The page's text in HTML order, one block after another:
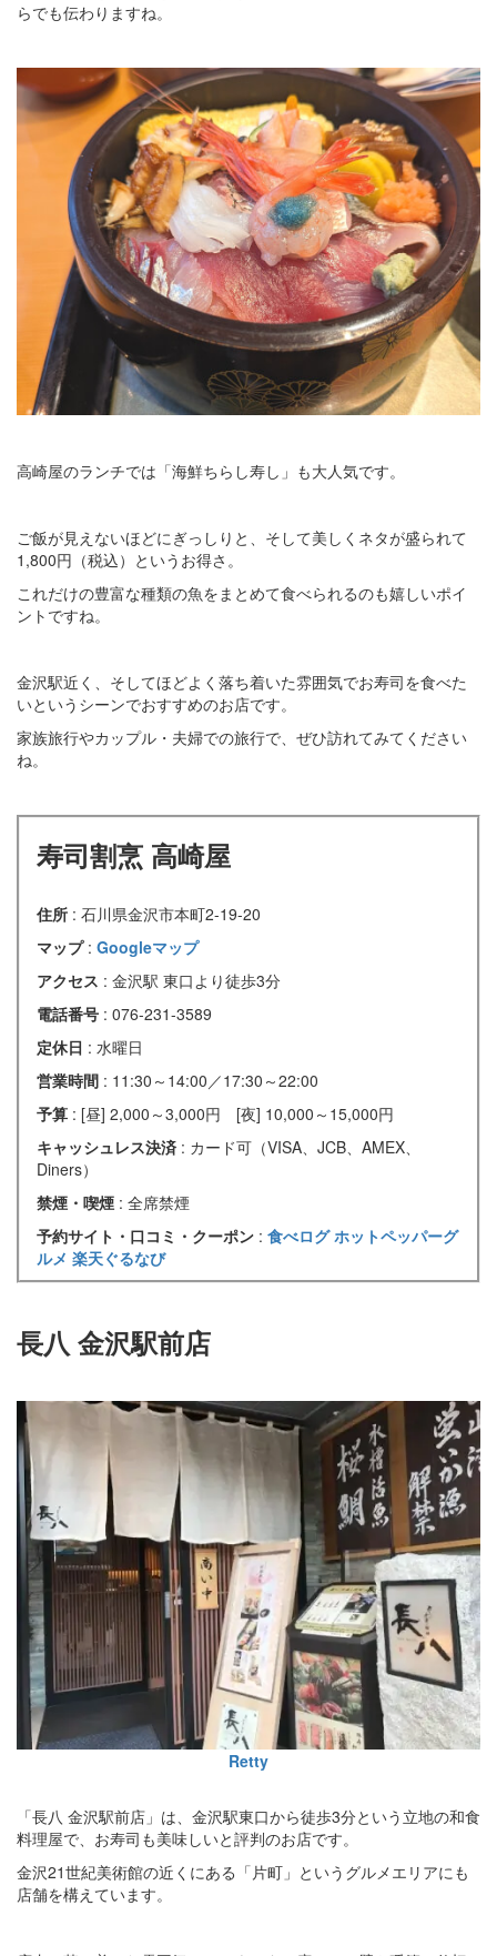
らでも伝わりますね。
高崎屋のランチでは「海鮮ちらし寿し」も大人気です。
ご飯が見えないほどにぎっしりと、そして美しくネタが盛られて
1,800円（税込）というお得さ。
これだけの豊富な種類の魚をまとめて食べられるのも嬉しいポイ
ントですね。
金沢駅近く、そしてほどよく落ち着いた雰囲気でお寿司を食べた
いというシーンでおすすめのお店です。
家族旅行やカップル・夫婦での旅行で、ぜひ訪れてみてください
ね。
寿司割烹 高崎屋
住所 : 石川県金沢市本町2-19-20
マップ : Googleマップ
アクセス : 金沢駅 東口より徒歩3分
電話番号 : 076-231-3589
定休日 : 水曜日
営業時間 : 11:30～14:00／17:30～22:00
予算 : [昼] 2,000～3,000円 [夜] 10,000～15,000円
キャッシュレス決済 : カード可（VISA、JCB、AMEX、
Diners）
禁煙・喫煙 : 全席禁煙
予約サイト・口コミ・クーポン : 食べログホットペッパーグ
ルメ 楽天ぐるなび
長八 金沢駅前店
Retty
「長八 金沢駅前店」は、金沢駅東口から徒歩3分という立地の和食
料理屋で、お寿司も美味しいと評判のお店です。
金沢21世紀美術館の近くにある「片町」というグルメエリアにも
店舗を構えています。